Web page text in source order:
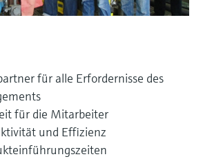
und
finden
Eisen,
für alle Erfordernisse des
für die Mitarbeiter
und Effizienz